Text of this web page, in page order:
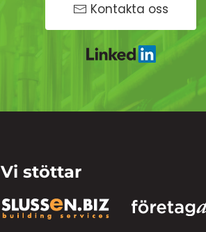
Kontakta oss
Vi stöttar